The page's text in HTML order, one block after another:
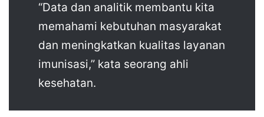
“Data dan analitik membantu kita
memahami kebutuhan masyarakat
dan meningkatkan kualitas layanan
imunisasi,” kata seorang ahli
kesehatan.